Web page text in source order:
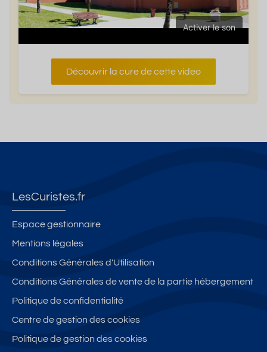
Activer le son
Découvrir la cure de cette video
LesCuristes.fr
Espace gestionnaire
Mentions légales
Conditions Générales d'Utilisation
Conditions Générales de vente de la partie hébergement
Politique de confidentialité
Centre de gestion des cookies
Politique de gestion des cookies